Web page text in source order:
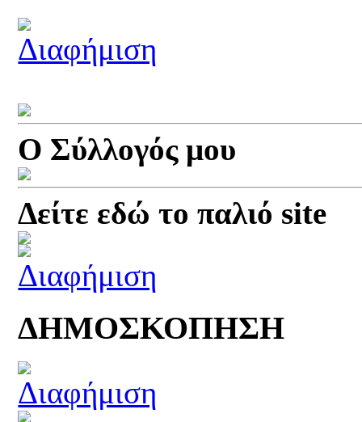
Ο Σύλλογός μου
Δείτε εδώ το παλιό site
ΔΗΜΟΣΚΟΠΗΣΗ